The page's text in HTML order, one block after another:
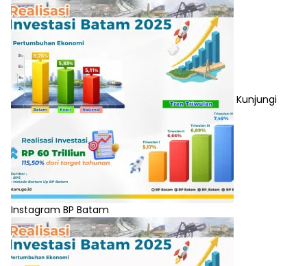
Kunjungi
Instagram BP Batam